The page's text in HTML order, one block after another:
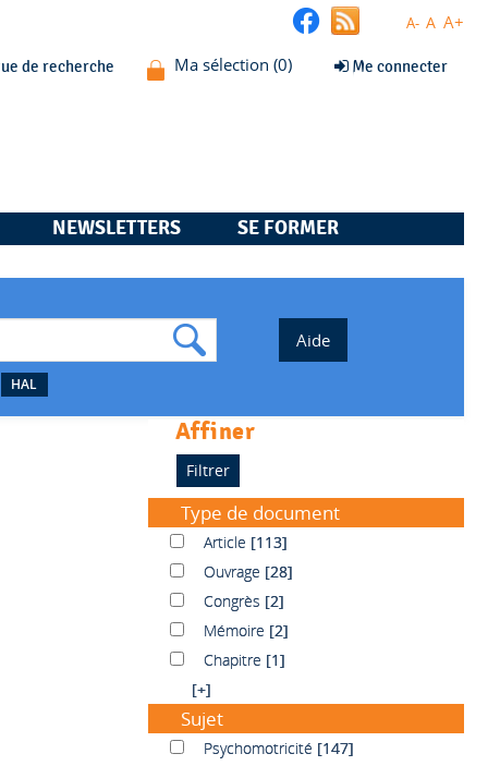
A- A A+
de recherche Me connecter
NEWSLETTERS SE FORMER
HAL
affiner
Type de document
ArticleArticle [113]
OuvrageOuvrage [28]
CongrèsCongrès [2]
MémoireMémoire [2]
ChapitreChapitre [1]
[+]
Sujet
Psychomotricité
Psychomotricité [147]